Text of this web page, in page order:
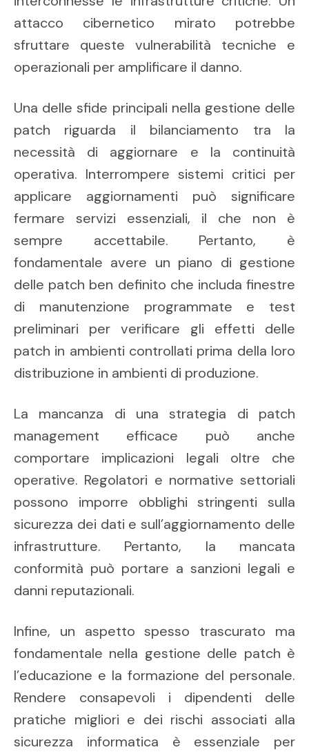
attacco cibernetico mirato potrebbe
sfruttare queste vulnerabilità tecniche e
operazionali per amplificare il danno.
Una delle sfide principali nella gestione delle
patch riguarda il bilanciamento tra la
necessità di aggiornare e la continuità
operativa. Interrompere sistemi critici per
applicare aggiornamenti può significare
fermare servizi essenziali, il che non è
sempre accettabile. Pertanto, è
fondamentale avere un piano di gestione
delle patch ben definito che includa finestre
di manutenzione programmate e test
preliminari per verificare gli effetti delle
patch in ambienti controllati prima della loro
distribuzione in ambienti di produzione.
La mancanza di una strategia di patch
management efficace può anche
comportare implicazioni legali oltre che
operative. Regolatori e normative settoriali
possono imporre obblighi stringenti sulla
sicurezza dei dati e sull’aggiornamento delle
infrastrutture. Pertanto, la mancata
conformità può portare a sanzioni legali e
danni reputazionali.
Infine, un aspetto spesso trascurato ma
fondamentale nella gestione delle patch è
l’educazione e la formazione del personale.
Rendere consapevoli i dipendenti delle
pratiche migliori e dei rischi associati alla
sicurezza informatica è essenziale per